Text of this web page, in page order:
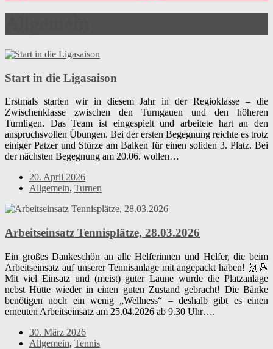
Start in die Ligasaison
Erstmals starten wir in diesem Jahr in der Regioklasse – die
Zwischenklasse zwischen den Turngauen und den höheren
Turnligen. Das Team ist eingespielt und arbeitete hart an den
anspruchsvollen Übungen. Bei der ersten Begegnung reichte es trotz
einiger Patzer und Stürze am Balken für einen soliden 3. Platz. Bei
der nächsten Begegnung am 20.06. wollen…
20. April 2026
Allgemein, Turnen
Arbeitseinsatz Tennisplätze, 28.03.2026
Ein großes Dankeschön an alle Helferinnen und Helfer, die beim
Arbeitseinsatz auf unserer Tennisanlage mit angepackt haben! 🙌🎾
Mit viel Einsatz und (meist) guter Laune wurde die Platzanlage
nebst Hütte wieder in einen guten Zustand gebracht! Die Bänke
benötigen noch ein wenig „Wellness“ – deshalb gibt es einen
erneuten Arbeitseinsatz am 25.04.2026 ab 9.30 Uhr….
30. März 2026
Allgemein, Tennis